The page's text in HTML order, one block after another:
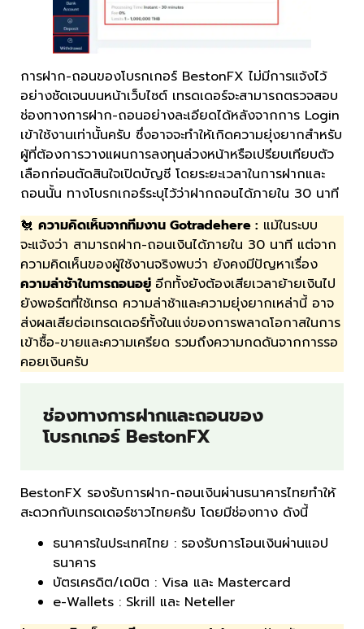
การฝาก-ถอนของโบรกเกอร์ BestonFX ไม่มีการแจ้งไว้
อย่างชัดเจนบนหน้าเว็บไซต์ เทรดเดอร์จะสามารถตรวจสอบ
ช่องทางการฝาก-ถอนอย่างละเอียดได้หลังจากการ Login
เข้าใช้งานเท่านั้นครับ ซึ่งอาจจะทำให้เกิดความยุ่งยากสำหรับ
ผู้ที่ต้องการวางแผนการลงทุนล่วงหน้าหรือเปรียบเทียบตัว
เลือกก่อนตัดสินใจเปิดบัญชี โดยระยะเวลาในการฝากและ
ถอนนั้น ทางโบรกเกอร์ระบุไว้ว่าฝากถอนได้ภายใน 30 นาที
🐔ความคิดเห็นจากทีมงาน Gotradehere : แม้ในระบบ
จะแจ้งว่า สามารถฝาก-ถอนเงินได้ภายใน 30 นาที แต่จาก
ความคิดเห็นของผู้ใช้งานจริงพบว่า ยังคงมีปัญหาเรื่อง
ความล่าช้าในการถอนอยู่ อีกทั้งยังต้องเสียเวลาย้ายเงินไป
ยังพอร์ตที่ใช้เทรด ความล่าช้าและความยุ่งยากเหล่านี้ อาจ
ส่งผลเสียต่อเทรดเดอร์ทั้งในแง่ของการพลาดโอกาสในการ
เข้าซื้อ-ขายและความเครียด รวมถึงความกดดันจากการรอ
คอยเงินครับ
ช่องทางการฝากและถอนของ
โบรกเกอร์ BestonFX
BestonFX รองรับการฝาก-ถอนเงินผ่านธนาคารไทยทำให้
สะดวกกับเทรดเดอร์ชาวไทยครับ โดยมีช่องทาง ดังนี้
ธนาคารในประเทศไทย : รองรับการโอนเงินผ่านแอป
ธนาคาร
บัตรเครดิต/เดบิต : Visa และ Mastercard
e-Wallets : Skrill และ Neteller